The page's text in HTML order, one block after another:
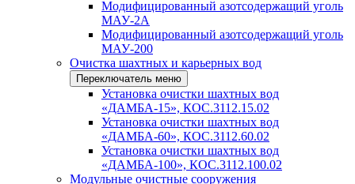
Модифицированный азотсодержащий уголь
МАУ-2А
Модифицированный азотсодержащий уголь
МАУ-200
Очистка шахтных и карьерных вод
Переключатель меню
Установка очистки шахтных вод
«ДАМБА-15», КОС.3112.15.02
Установка очистки шахтных вод
«ДАМБА-60», КОС.3112.60.02
Установка очистки шахтных вод
«ДАМБА-100», КОС.3112.100.02
Модульные очистные сооружения